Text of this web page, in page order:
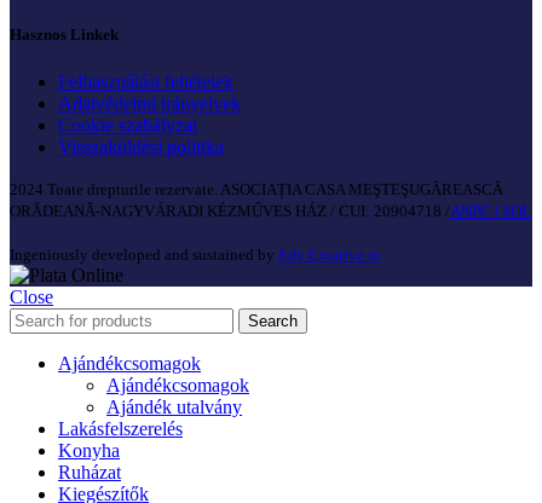
Hasznos Linkek
Felhasználási feltételek
Adatvédelmi irányelvek
Cookie szabályzat
Visszaküldési politika
2024 Toate drepturile rezervate. ASOCIAȚIA CASA MEŞTEŞUGĂREASCĂ
ORĂDEANĂ-NAGYVÁRADI KÉZMŰVES HÁZ / CUI: 20904718 /ANPC | SOL
Ingeniously developed and sustained by Edy Creative.ro
Close
Search
Ajándékcsomagok
Ajándékcsomagok
Ajándék utalvány
Lakásfelszerelés
Konyha
Ruházat
Kiegészítők